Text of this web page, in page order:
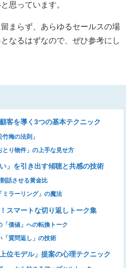
思っています。
まらず、あらゆるセールスの場
なるはずなので、ぜひ参考にし
客を導く3つの基本テクニック
梅の法則」
とり物件」の上手な見せ方
」を引き出す傾聴と共感の技術
話させる黄金比
ミラーリング」の魔法
スマートな切り返しトーク集
「価値」への転換トーク
「質問返し」の技術
位モデル」提案の心理テクニック